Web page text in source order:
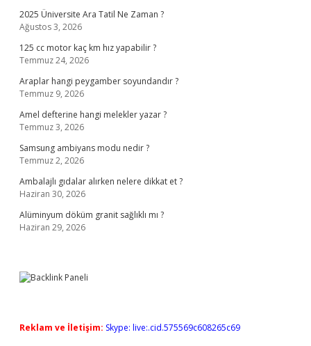
2025 Üniversite Ara Tatil Ne Zaman ?
Ağustos 3, 2026
125 cc motor kaç km hız yapabilir ?
Temmuz 24, 2026
Araplar hangi peygamber soyundandır ?
Temmuz 9, 2026
Amel defterine hangi melekler yazar ?
Temmuz 3, 2026
Samsung ambiyans modu nedir ?
Temmuz 2, 2026
Ambalajlı gıdalar alırken nelere dikkat et ?
Haziran 30, 2026
Alüminyum döküm granit sağlıklı mı ?
Haziran 29, 2026
Reklam ve İletişim: Skype: live:.cid.575569c608265c69